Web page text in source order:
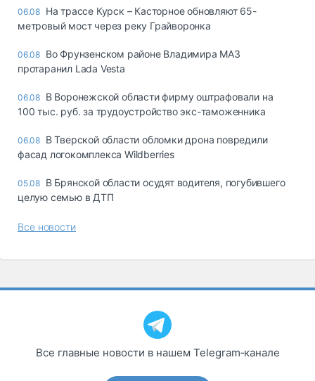
06.08 На трассе Курск – Касторное обновляют 65-
метровый мост через реку Грайворонка
06.08 Во Фрунзенском районе Владимира МАЗ
протаранил Lada Vesta
06.08 В Воронежской области фирму оштрафовали на
100 тыс. руб. за трудоустройство экс-таможенника
06.08 В Тверской области обломки дрона повредили
фасад логокомплекса Wildberries
05.08 В Брянской области осудят водителя, погубившего
целую семью в ДТП
Все новости
Все главные новости в нашем Telegram‑канале